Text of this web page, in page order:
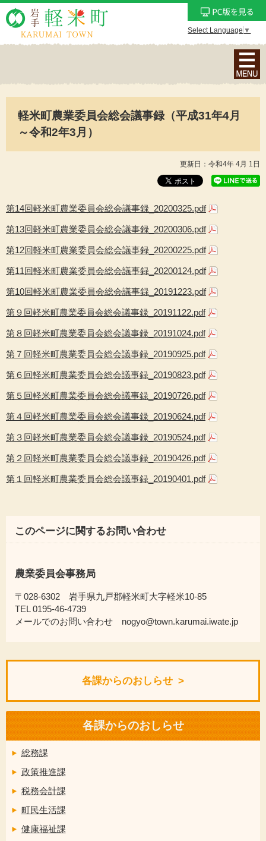
Select Language ▼
ナ
ビ
シ
メ
ニ
ュ
軽米町農業委員会総会議事録（平成31年4月
～令和2年3月）
更新日：令和4年 4月 1日
第14回軽米町農業委員会総会議事録_20200325.pdf
第13回軽米町農業委員会総会議事録_20200306.pdf
第12回軽米町農業委員会総会議事録_20200225.pdf
第11回軽米町農業委員会総会議事録_20200124.pdf
第10回軽米町農業委員会総会議事録_20191223.pdf
第９回軽米町農業委員会総会議事録_20191122.pdf
第８回軽米町農業委員会総会議事録_20191024.pdf
第７回軽米町農業委員会総会議事録_20190925.pdf
第６回軽米町農業委員会総会議事録_20190823.pdf
第５回軽米町農業委員会総会議事録_20190726.pdf
第４回軽米町農業委員会総会議事録_20190624.pdf
第３回軽米町農業委員会総会議事録_20190524.pdf
第２回軽米町農業委員会総会議事録_20190426.pdf
第１回軽米町農業委員会総会議事録_20190401.pdf
このページに関するお問い合わせ
農業委員会事務局
〒028-6302 岩手県九戸郡軽米町大字軽米10-85
TEL 0195-46-4739
メールでのお問い合わせ nogyo@town.karumai.iwate.jp
各課からのおしらせ
各課からのおしらせ
総務課
政策推進課
税務会計課
町民生活課
健康福祉課